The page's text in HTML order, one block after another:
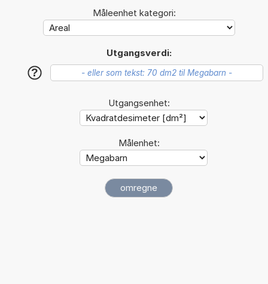
Måleenhet kategori:
Utgangsverdi:
?
Utgangsenhet:
Målenhet: